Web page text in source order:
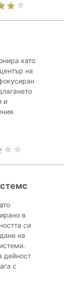
като
на
и
в
си
на
дейност
с